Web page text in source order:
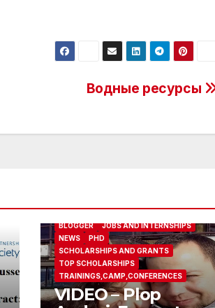
Водные ресурсы
BLOGGER
JOBS AND INTERNSHIPS
NEWS
PHD
SCHOLARSHIPS AND GRANTS
TOP SCHOLARSHIPS
TRAININGS,CAMP,CONFERENCES
VIDEO – Plop